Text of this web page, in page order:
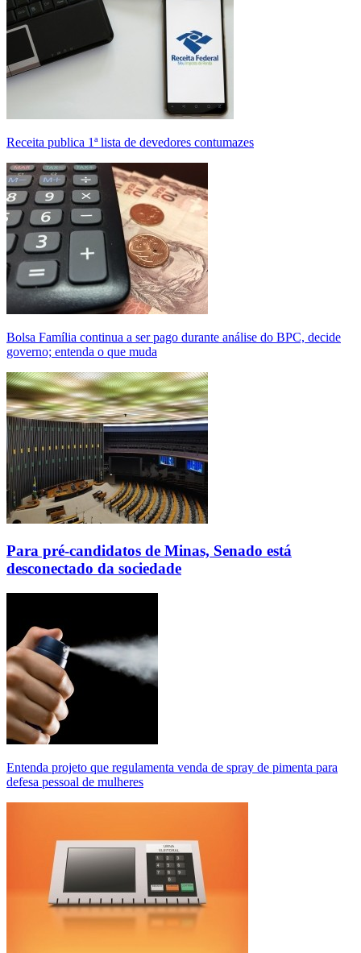
Receita publica 1ª lista de devedores contumazes
Bolsa Família continua a ser pago durante análise do BPC, decide
governo; entenda o que muda
Para pré-candidatos de Minas, Senado está
desconectado da sociedade
Entenda projeto que regulamenta venda de spray de pimenta para
defesa pessoal de mulheres